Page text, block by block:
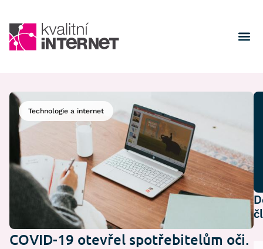
Technologie a internet
COVID-19 otevřel spotřebitelům oči.